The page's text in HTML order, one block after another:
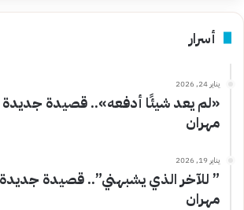
أسرار
يناير 24, 2026
«لم يعد شيئًا أدفعه».. قصيدة جديدة
مهران
يناير 19, 2026
” للآخر الذي يشبهني”.. قصيدة
مهران